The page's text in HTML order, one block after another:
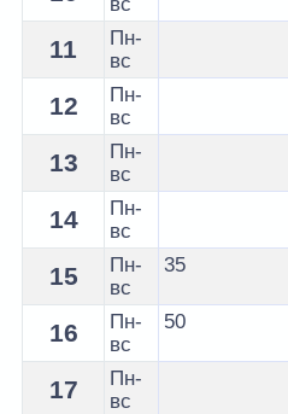
11
Пн-
вс
12
Пн-
вс
13
Пн-
вс
14
Пн-
вс
15
Пн-
вс
35
16
Пн-
вс
50
17
Пн-
вс